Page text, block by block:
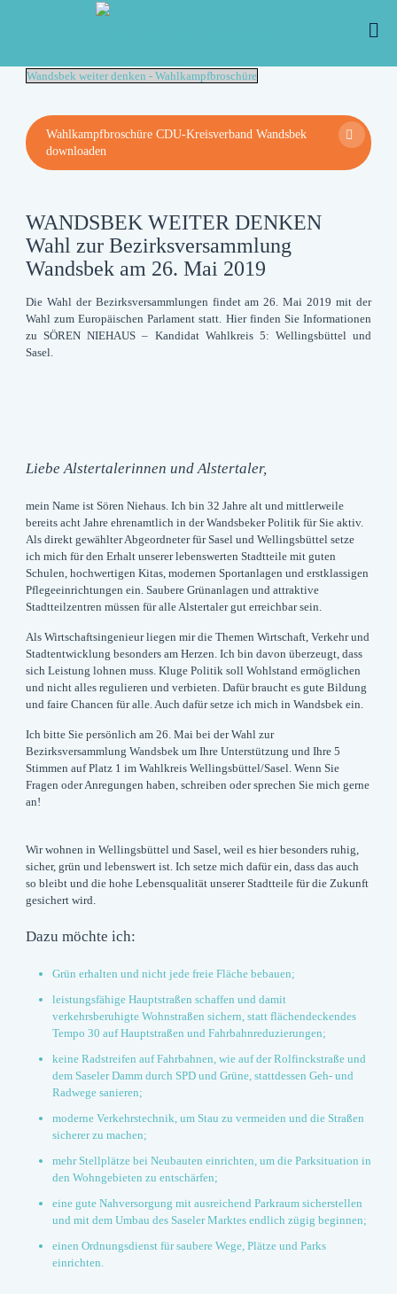
Wandsbek weiter denken - Wahlkampfbroschüre
Wahlkampfbroschüre CDU-Kreisverband Wandsbek
downloaden
WANDSBEK WEITER DENKEN
Wahl zur Bezirksversammlung
Wandsbek am 26. Mai 2019
Die Wahl der Bezirksversammlungen findet am 26. Mai 2019 mit der
Wahl zum Europäischen Parlament statt. Hier finden Sie Informationen
zuSÖREN NIEHAUS – Kandidat Wahlkreis 5: Wellingsbüttel und
Sasel.
Liebe Alstertalerinnen und Alstertaler,
mein Name ist Sören Niehaus. Ich bin 32 Jahre alt und mittlerweile
bereits acht Jahre ehrenamtlich in der Wandsbeker Politik für Sie aktiv.
Als direkt gewählter Abgeordneter für Sasel und Wellingsbüttel setze
ich mich für den Erhalt unserer lebenswerten Stadtteile mit guten
Schulen, hochwertigen Kitas, modernen Sportanlagen und erstklassigen
Pflegeeinrichtungen ein. Saubere Grünanlagen und attraktive
Stadtteilzentren müssen für alle Alstertaler gut erreichbar sein.
Als Wirtschaftsingenieur liegen mir die Themen Wirtschaft, Verkehr und
Stadtentwicklung besonders am Herzen. Ich bin davon überzeugt, dass
sich Leistung lohnen muss. Kluge Politik soll Wohlstand ermöglichen
und nicht alles regulieren und verbieten. Dafür braucht es gute Bildung
und faire Chancen für alle. Auch dafür setze ich mich in Wandsbek ein.
Ich bitte Sie persönlich am 26. Mai bei der Wahl zur
Bezirksversammlung Wandsbek um Ihre Unterstützung und Ihre 5
Stimmen auf Platz 1 im Wahlkreis Wellingsbüttel/Sasel. Wenn Sie
Fragen oder Anregungen haben, schreiben oder sprechen Sie mich gerne
an!
Wir wohnen in Wellingsbüttel und Sasel, weil es hier besonders ruhig,
sicher, grün und lebenswert ist. Ich setze mich dafür ein, dass das auch
so bleibt und die hohe Lebensqualität unserer Stadtteile für die Zukunft
gesichert wird.
Dazu möchte ich:
Grün erhalten und nicht jede freie Fläche bebauen;
leistungsfähige Hauptstraßen schaffen und damit
verkehrsberuhigte Wohnstraßen sichern, statt flächendeckendes
Tempo 30 auf Hauptstraßen und Fahrbahnreduzierungen;
keine Radstreifen auf Fahrbahnen, wie auf der Rolfinckstraße und
dem Saseler Damm durch SPD und Grüne, stattdessen Geh- und
Radwege sanieren;
moderne Verkehrstechnik, um Stau zu vermeiden und die Straßen
sicherer zu machen;
mehr Stellplätze bei Neubauten einrichten, um die Parksituation in
den Wohngebieten zu entschärfen;
eine gute Nahversorgung mit ausreichend Parkraum sicherstellen
und mit dem Umbau des Saseler Marktes endlich zügig beginnen;
einen Ordnungsdienstfür saubere Wege, Plätze und Parks
einrichten.